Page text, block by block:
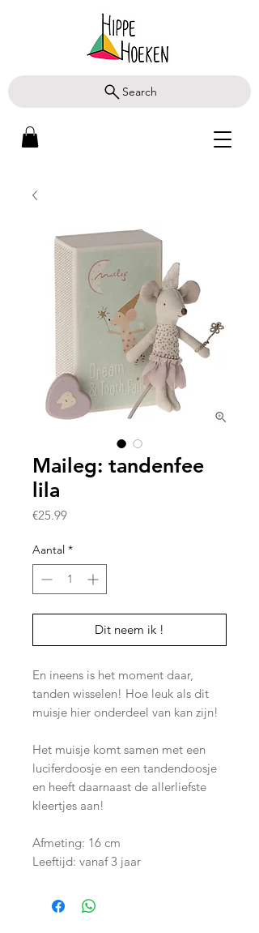
Search
Maileg: tandenfee
lila
€25.99Prijs
Aantal *
Dit neem ik !
En ineens is het moment daar,
tanden wisselen! Hoe leuk als dit
muisje hier onderdeel van kan zijn!
Het muisje komt samen met een
luciferdoosje en een tandendoosje
en heeft daarnaast de allerliefste
kleertjes aan!
Afmeting: 16 cm
Leeftijd: vanaf 3 jaar